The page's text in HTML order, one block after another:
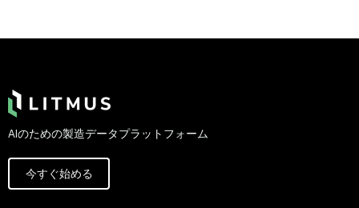
AIのための製造データプラットフォーム
今すぐ始める